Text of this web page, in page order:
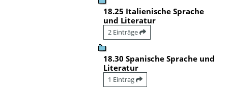
18.25 Italienische Sprache
und Literatur
2 Einträge
18.30 Spanische Sprache und
Literatur
1 Eintrag